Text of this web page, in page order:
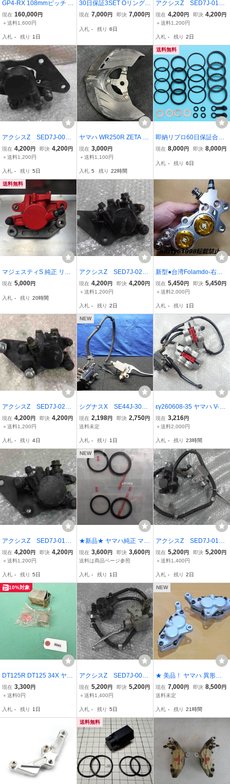
GP4-RX 108mmピッチ ブ
レンボキャリパー Bremb
o YZF CBR GSX ZX
現在 160,000円
＋送料1,600円
入札 - 残り 1日
30日保証3SET Oリング
スミトモ φ38 2ポット 対
ストンシール キャップ R
ZR125 XJ400 FZR400
現在 7,000円 即決 7,000円
入札 - 残り 6日
アクシスZ SED7J-010x
xx の キャリパー *178
5200412 中古
現在 4,200円 即決 4,200円
＋送料1,200円
入札 - 残り 2日
アクシスZ SED7J-006x
xx の キャリパー *167
4692202 中古
現在 4,200円 即決 4,200円
＋送料1,200円
入札 - 残り 5日
ヤマハ WR250R ZETA フ
ロントディスクガード マ
ウンティングキット
現在 3,000円
＋送料1,100円
入札 5 残り 22時間
送料無料
即納リプロ60日保証合わ
せ面パッキン付 TZR250
フロントブレーキキャリ
現在 8,000円 即決 8,000円
入札 - 残り 6日
送料無料
マジェスティS 純正 リア
キャリパー 中古 動作確認
アップ
現在 5,000円
入札 - 残り 20時間
アクシスZ SED7J-026x
xx の キャリパー *165
0588760 中古
現在 4,200円 即決 4,200円
＋送料1,200円
入札 - 残り 2日
新型●台湾Folamdo-右銀
金●ブレーキキャリパー●
40mm●アルミCNC●4PO
グナス V125 グロム ズー
マー NSR モンキー
現在 5,450円 即決 5,450円
＋送料2,000円
入札 - 残り 1日
アクシスZ SED7J-027x
xx の キャリパー *178
1145651 中古
現在 4,200円 即決 4,200円
＋送料1,200円
入札 - 残り 4日
NEW
シグナスX SE44J-3094
～ フロントブレーキ
パッド付 キャリパー
ー 「送料表 26」あり
（③）
現在 2,198円 即決 2,750円
送料未定
入札 - 残り 1日
εγ260608-35 ヤマハ V-M
AX 純正 フロントブレー
キキャリパーとマスター
現在 3,216円
＋送料2,000円
入札 - 残り 23時間
アクシスZ SED7J-013x
xx の キャリパー *165
7256791 中古
現在 4,200円 即決 4,200円
＋送料1,200円
入札 - 残り 5日
NEW
★新品★ ヤマハ純正 マジ
ェスティ１２５用 キャ
リパーシールキット 1台
047-00 a
現在 3,600円 即決 3,600円
送料は商品ページ参照
入札 - 残り 1日
アクシスZ SED7J-013x
xx の キャリパー マ
スターシリンダー *16492
現在 5,200円 即決 5,200円
＋送料1,400円
入札 - 残り 2日
10%対象
DT125R DT125 34X ヤマ
ハ純正 キャリパー用 ピス
トン フロントキャリパー
0544
現在 3,300円
＋送料0円
入札 - 残り 1日
アクシスZ SED7J-004x
xx の キャリパー マ
スターシリンダー *16820
現在 5,200円 即決 5,200円
＋送料1,400円
入札 - 残り 5日
NEW
★ 美品！ ヤマハ 異形対
向4ポッドキャリパー パ
ッド付 100mmピッチ 流
JR1300 V-Max FZR TRX
現在 7,000円 即決 8,500円
送料未定
入札 - 残り 21時間
送料無料